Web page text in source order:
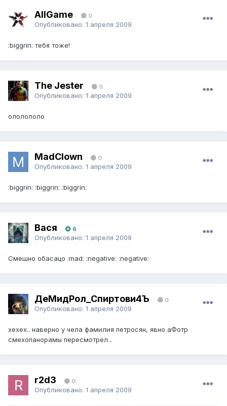
AllGame 0
Опубликовано: 1 апреля 2009
:biggrin: тебя тоже!
The Jester 0
Опубликовано: 1 апреля 2009
ололололо
MadClown 0
Опубликовано: 1 апреля 2009
:biggrin: :biggrin: :biggrin:
Вася 6
Опубликовано: 1 апреля 2009
Смешно обасацо :mad: :negative: :negative:
ДеМидРол_Спиртови4Ъ 0
Опубликовано: 1 апреля 2009
хехех.. наверно у чела фамилия петросян, явно аФотр
смехопанорамы пересмотрел...
r2d3 0
Опубликовано: 1 апреля 2009